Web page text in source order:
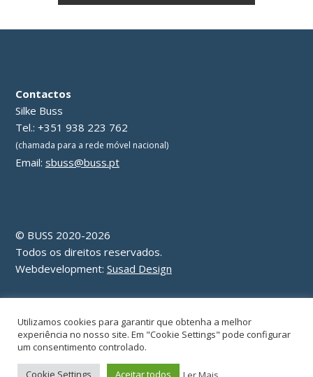
ç
ã
o
e
a
r
t
i
Contactos
Silke Buss
Tel.: +351 938 223 762
(chamada para a rede móvel nacional)
Email: sbuss@buss.pt
© BUSS 2020-2026
Todos os direitos reservados.
Webdevelopment: Susad Design
Política de Privacidade & Cookies
Utilizamos cookies para garantir que obtenha a melhor
experiência no nosso site. Em "Cookie Settings" pode configurar
um consentimento controlado.
Cookie Settings Aceitar todos